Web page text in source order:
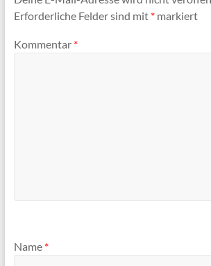
Erforderliche Felder sind mit *markiert
Kommentar *
Name *